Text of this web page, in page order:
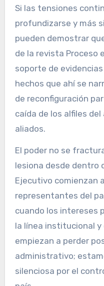
Si las tensiones
profundizarse y más
pueden demostrar
de la revista Proceso
soporte de
hechos que ahí se
de reconfiguración
caída de los alfiles
aliados.
El poder no se
lesiona desde dentro
Ejecutivo comienzan
representantes del
cuando los intereses
la línea institucional y
empiezan a perder
administrativo;
silenciosa por el